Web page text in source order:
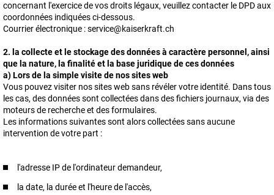
concernant l'exercice de vos droits légaux, veuillez contacter le DPD aux
coordonnées indiquées ci-dessous.
Courrier électronique : service@kaiserkraft.ch
2. la collecte et le stockage des données à caractère personnel, ainsi
que la nature, la finalité et la base juridique de ces données
a) Lors de la simple visite de nos sites web
Vous pouvez visiter nos sites web sans révéler votre identité. Dans tous
les cas, des données sont collectées dans des fichiers journaux, via des
moteurs de recherche et des formulaires.
Les informations suivantes sont alors collectées sans aucune
intervention de votre part :
l'adresse IP de l'ordinateur demandeur,
la date, la durée et l'heure de l'accès,